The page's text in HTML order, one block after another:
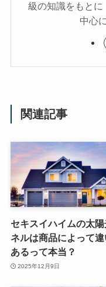
級の知識をもと
中心
関連記事
セキスイハイムの太
ネルは商品によって
あるって本当？
2025年12月9日